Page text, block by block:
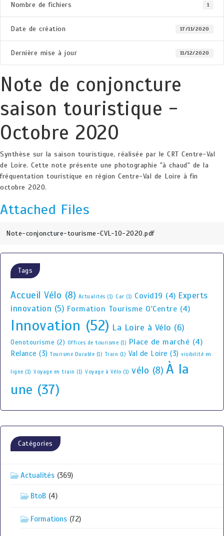
Nombre de fichiers 1
Date de création 17/11/2020
Dernière mise à jour 11/12/2020
Note de conjoncture
saison touristique -
Octobre 2020
Synthèse sur la saison touristique, réalisée par le CRT Centre-Val
de Loire. Cette note présente une photographie "à chaud" de la
fréquentation touristique en région Centre-Val de Loire à fin
octobre 2020.
Attached Files
Note-conjoncture-tourisme-CVL-10-2020.pdf
Tags
Accueil Vélo (8) Actualités (1) Car (1) Covid19 (4) Experts
innovation (5) Formation Tourisme O'Centre (4)
Innovation (52) La Loire à Vélo (6)
Oenotourisme (2) Offices de tourisme (1) Place de marché (4)
Relance (3) Tourisme Durable (1) Train (1) Val de Loire (3) visibilité en
ligne (1) Voyage en train (1) Voyage à Vélo (1) vélo (8) À la
une (37)
Catégories
Actualités (369)
BtoB (4)
Formations (72)